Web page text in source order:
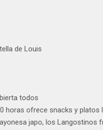
de Louis
todos
horas ofrece snacks y
japo, los Langostinos